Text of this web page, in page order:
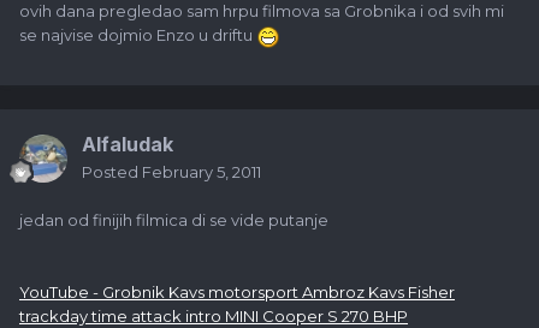
ovih dana pregledao sam hrpu filmova sa Grobnika i od svih mi
se najvise dojmio Enzo u driftu
Alfaludak
Posted February 5, 2011
jedan od finijih filmica di se vide putanje
YouTube - Grobnik Kavs motorsport Ambroz Kavs Fisher
trackday time attack intro MINI Cooper S 270 BHP